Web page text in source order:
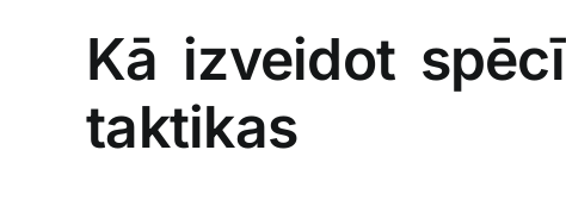
Kā izveidot
taktikas